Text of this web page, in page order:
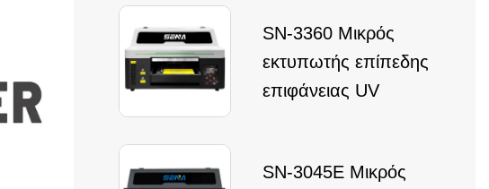
SN-3360 Μικρός
εκτυπωτής επίπεδης
επιφάνειας UV
SN-3045E Μικρός